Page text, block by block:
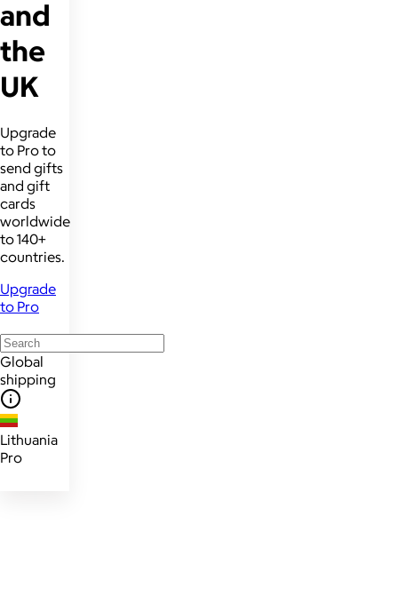
and
the
UK
Upgrade
to Pro to
send gifts
and gift
cards
worldwide
to 140+
countries.
Upgrade
to Pro
Global
shipping
Lithuania
Pro